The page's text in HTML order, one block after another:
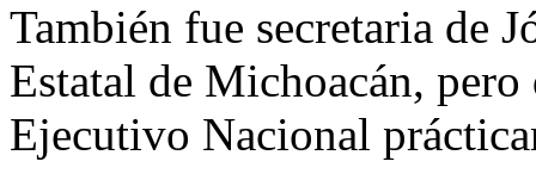
También fue secretaria de
Estatal de Michoacán,
Ejecutivo Nacional